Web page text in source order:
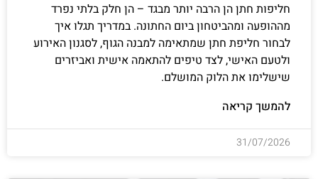
חליפות חתן הן הרבה יותר מבגד – הן חלק בלתי נפרד
מההופעה ומהביטחון ביום החתונה. במדריך תגלו איך
לבחור חליפת חתן שמתאימה למבנה הגוף, לסגנון האירוע
ולטעם האישי, לצד טיפים להתאמה אישית ואביזרים
שישלימו את הלוק המושלם.
להמשך קריאה
31/07/2026